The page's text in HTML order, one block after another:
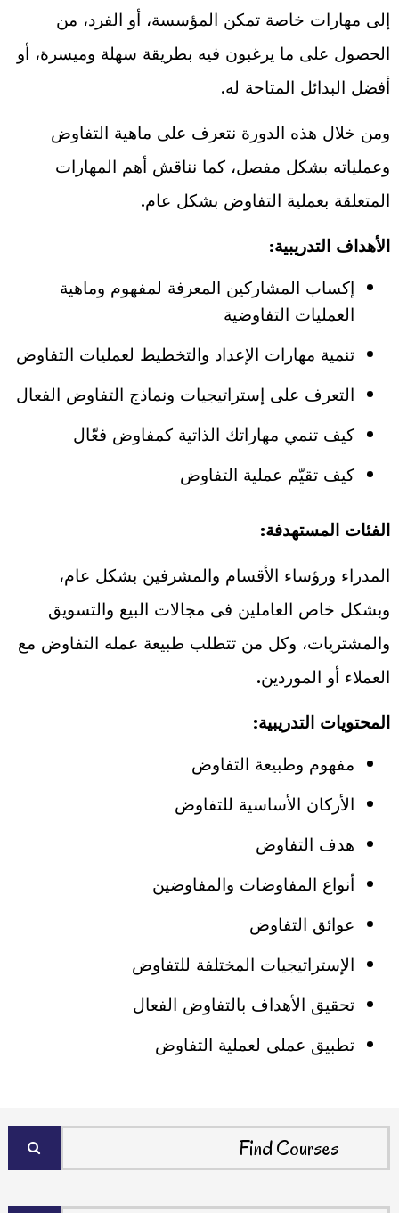
إلى مهارات خاصة تمكن المؤسسة، أو الفرد، من
الحصول على ما يرغبون فيه بطريقة سهلة وميسرة، أو
أفضل البدائل المتاحة له.
ومن خلال هذه الدورة نتعرف على ماهية التفاوض
وعملياته بشكل مفصل، كما نناقش أهم المهارات
المتعلقة بعملية التفاوض بشكل عام.
الأهداف التدريبية:
إكساب المشاركين المعرفة لمفهوم وماهية
العمليات التفاوضية
تنمية مهارات الإعداد والتخطيط لعمليات التفاوض
التعرف على إستراتيجيات ونماذج التفاوض الفعال
كيف تنمي مهاراتك الذاتية كمفاوض فعّال
كيف تقيّم عملية التفاوض
الفئات المستهدفة:
المدراء ورؤساء الأقسام والمشرفين بشكل عام،
وبشكل خاص العاملين فى مجالات البيع والتسويق
والمشتريات، وكل من تتطلب طبيعة عمله التفاوض مع
العملاء أو الموردين.
المحتويات التدريبية:
مفهوم وطبيعة التفاوض
الأركان الأساسية للتفاوض
هدف التفاوض
أنواع المفاوضات والمفاوضين
عوائق التفاوض
الإستراتيجيات المختلفة للتفاوض
تحقيق الأهداف بالتفاوض الفعال
تطبيق عملى لعملية التفاوض